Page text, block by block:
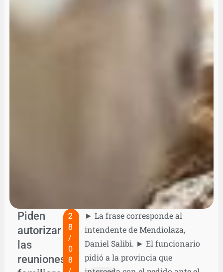
Piden
autorizar
las
reuniones
2
8
/
0
8
► La frase corresponde al
intendente de Mendiolaza,
Daniel Salibi. ► El funcionario
pidió a la provincia que